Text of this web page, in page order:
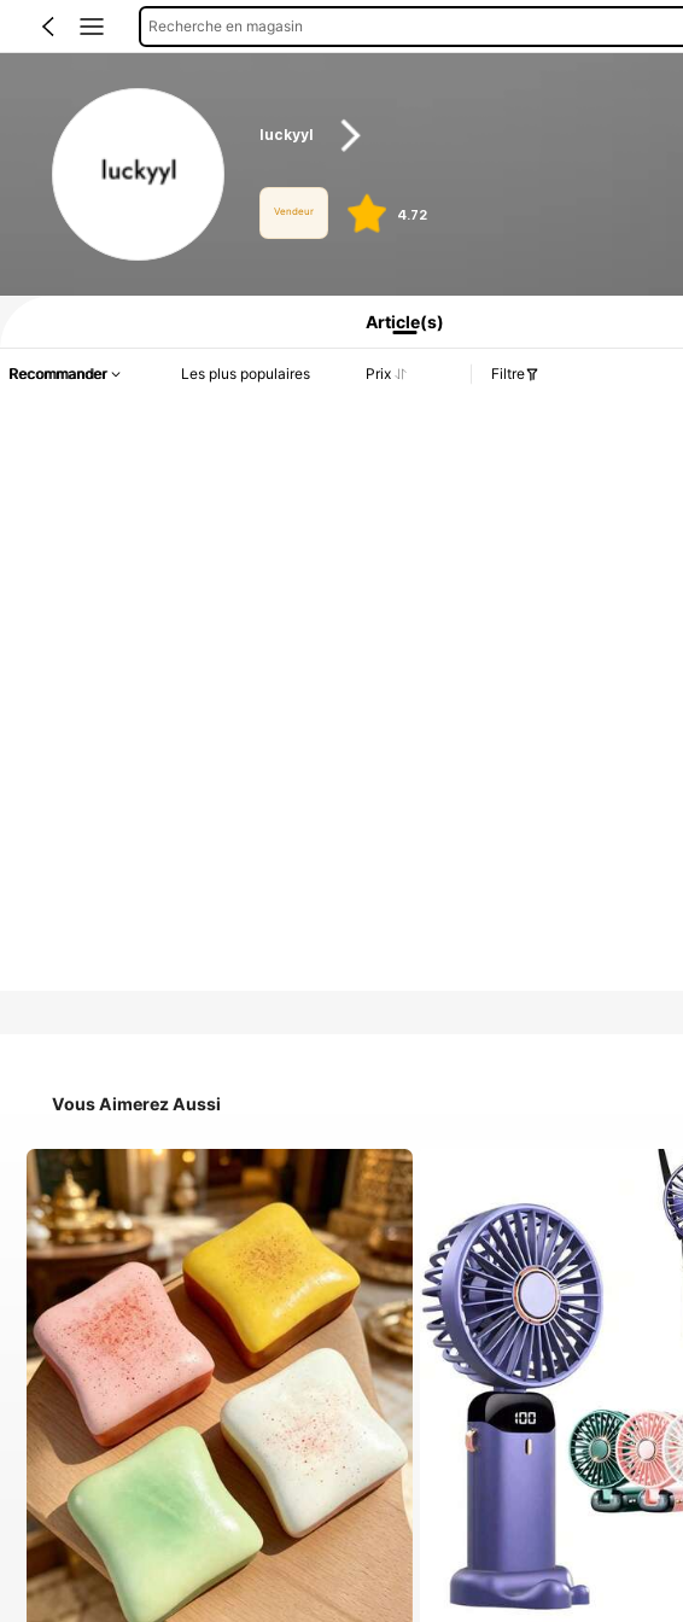
Recherche en magasin
luckyyl
Vendeur 4.72
Informations produit : Divulgation des prix, détails sur les ventes et le stock.
Article(s)
Recommander Les plus populaires Prix Filtre
Vous Aimerez Aussi